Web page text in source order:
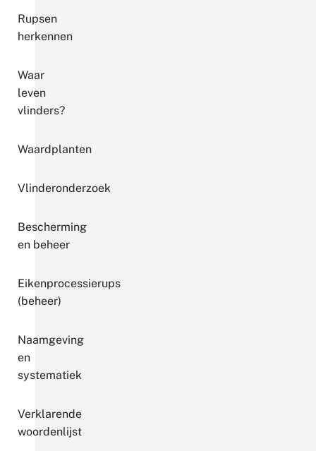
Rupsen
herkennen
Waar
leven
vlinders?
Waardplanten
Vlinderonderzoek
Bescherming
en beheer
Eikenprocessierups
(beheer)
Naamgeving
en
systematiek
Verklarende
woordenlijst